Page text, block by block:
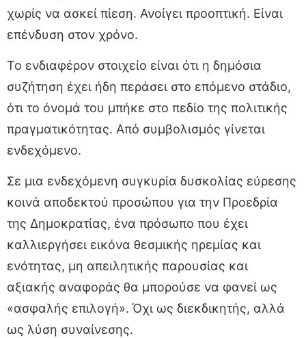
χωρίς να ασκεί πίεση. Ανοίγει προοπτική. Είναι
επένδυση στον χρόνο.
Το ενδιαφέρον στοιχείο είναι ότι η δημόσια
συζήτηση έχει ήδη περάσει στο επόμενο στάδιο,
ότι το όνομά του μπήκε στο πεδίο της πολιτικής
πραγματικότητας. Από συμβολισμός γίνεται
ενδεχόμενο.
Σε μια ενδεχόμενη συγκυρία δυσκολίας εύρεσης
κοινά αποδεκτού προσώπου για την Προεδρία
της Δημοκρατίας, ένα πρόσωπο που έχει
καλλιεργήσει εικόνα θεσμικής ηρεμίας και
ενότητας, μη απειλητικής παρουσίας και
αξιακής αναφοράς θα μπορούσε να φανεί ως
«ασφαλής επιλογή». Όχι ως διεκδικητής, αλλά
ως λύση συναίνεσης.